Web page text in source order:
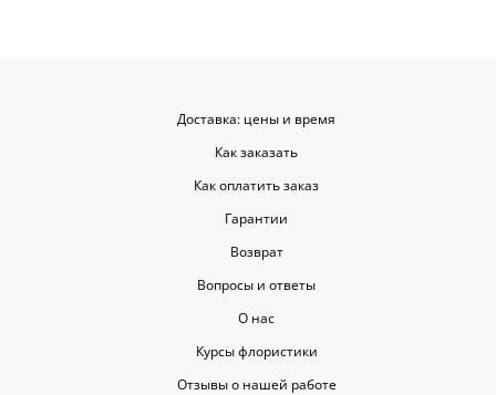
Доставка: цены и время
Как заказать
Как оплатить заказ
Гарантии
Возврат
Вопросы и ответы
О нас
Курсы флористики
Отзывы о нашей работе